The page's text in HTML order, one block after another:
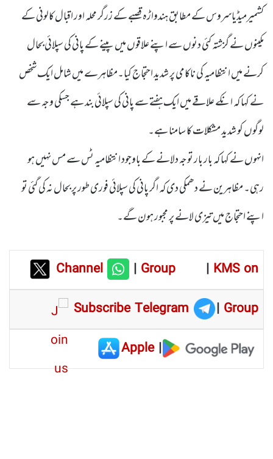
کشمیرمیڈیاسروس کے مطابق ہندواڑہ قصبے کے زرگر محلہ اور اقبال کالونی کے
مکینوں نے گزشتہ کئی دنوں سے اپنے علاقوں میں پینے کے پانی کی سپلائی بحال
کرنے میں انتظامیہ کی ناکامی پر شدید احتجاج کیا۔مظاہرے میں شامل ایک شخص
نے کہا کہ انکے علاقے میں ایک ہفتے سے پانی کی سپلائی بند ہے جسکی وجہ سے
لوگوں کو شدید مشکلات کا سامنا ہے۔
انہوں نے کہا کہ بار بار توجہ دلانے کے باوجود انتظامیہ ٹس سے مس نہیں ہو
رہی۔ مظاہرین نے دھمکی دی کہ اگر پانی کی سپلائی فوری طور پر بحال نہ کی گئی تو
اپنے احتجاج میں تیزی لانے پر مجبور ہون گے۔
Channel |Group | KMS on
Subscribe Telegram
| Group
|
Apple